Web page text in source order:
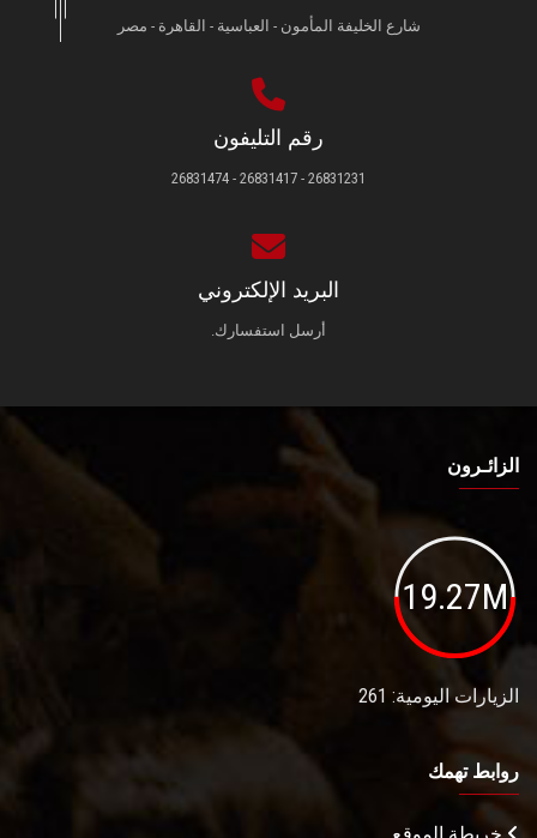
شارع الخليفة المأمون - العباسية - القاهرة - مصر
رقم التليفون
26831231 - 26831417 - 26831474
البريد الإلكتروني
أرسل استفسارك.
الزائـرون
19.27M
الزيارات اليومية: 261
روابط تهمك
خريطة الموقع